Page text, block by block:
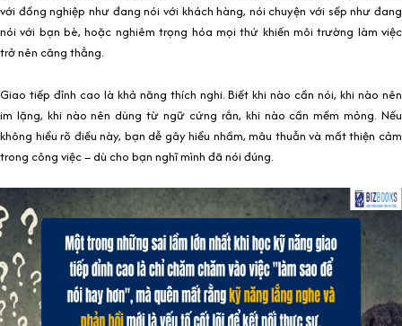
với đồng nghiệp như đang nói với khách hàng, nói chuyện với sếp như đang
nói với bạn bè, hoặc nghiêm trọng hóa mọi thứ khiến môi trường làm việc
trở nên căng thẳng.
Giao tiếp đỉnh cao là khả năng thích nghi. Biết khi nào cần nói, khi nào nên
im lặng, khi nào nên dùng từ ngữ cứng rắn, khi nào cần mềm mỏng. Nếu
không hiểu rõ điều này, bạn dễ gây hiểu nhầm, mâu thuẫn và mất thiện cảm
trong công việc – dù cho bạn nghĩ mình đã nói đúng.